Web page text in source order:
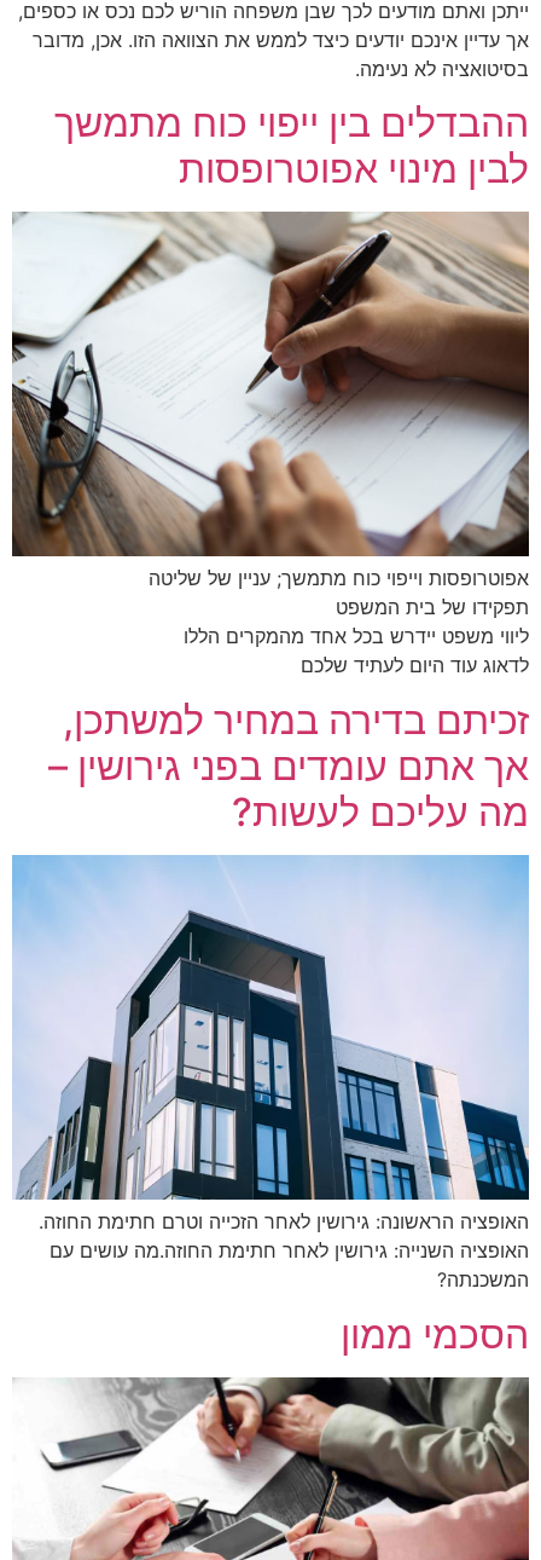
ייתכן ואתם מודעים לכך שבן משפחה הוריש לכם נכס או כספים,
אך עדיין אינכם יודעים כיצד לממש את הצוואה הזו. אכן, מדובר
בסיטואציה לא נעימה.
ההבדלים בין ייפוי כוח מתמשך
לבין מינוי אפוטרופסות
אפוטרופסות וייפוי כוח מתמשך; עניין של שליטה
תפקידו של בית המשפט
ליווי משפט יידרש בכל אחד מהמקרים הללו
לדאוג עוד היום לעתיד שלכם
זכיתם בדירה במחיר למשתכן,
אך אתם עומדים בפני גירושין –
מה עליכם לעשות?
האופציה הראשונה: גירושין לאחר הזכייה וטרם חתימת החוזה.
האופציה השנייה: גירושין לאחר חתימת החוזה.מה עושים עם
המשכנתה?
הסכמי ממון